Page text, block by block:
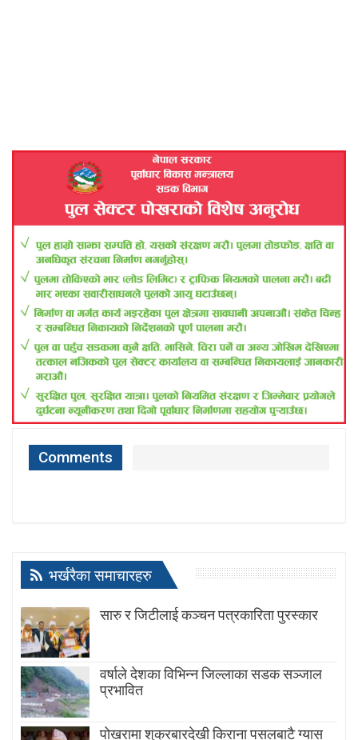
Comments
भर्खरैका समाचारहरु
सारु र जिटीलाई कञ्चन पत्रकारिता पुरस्कार
वर्षाले देशका विभिन्न जिल्लाका सडक सञ्जाल
प्रभावित
पोखरामा शुक्रबारदेखी किराना पसलबाटै ग्यास